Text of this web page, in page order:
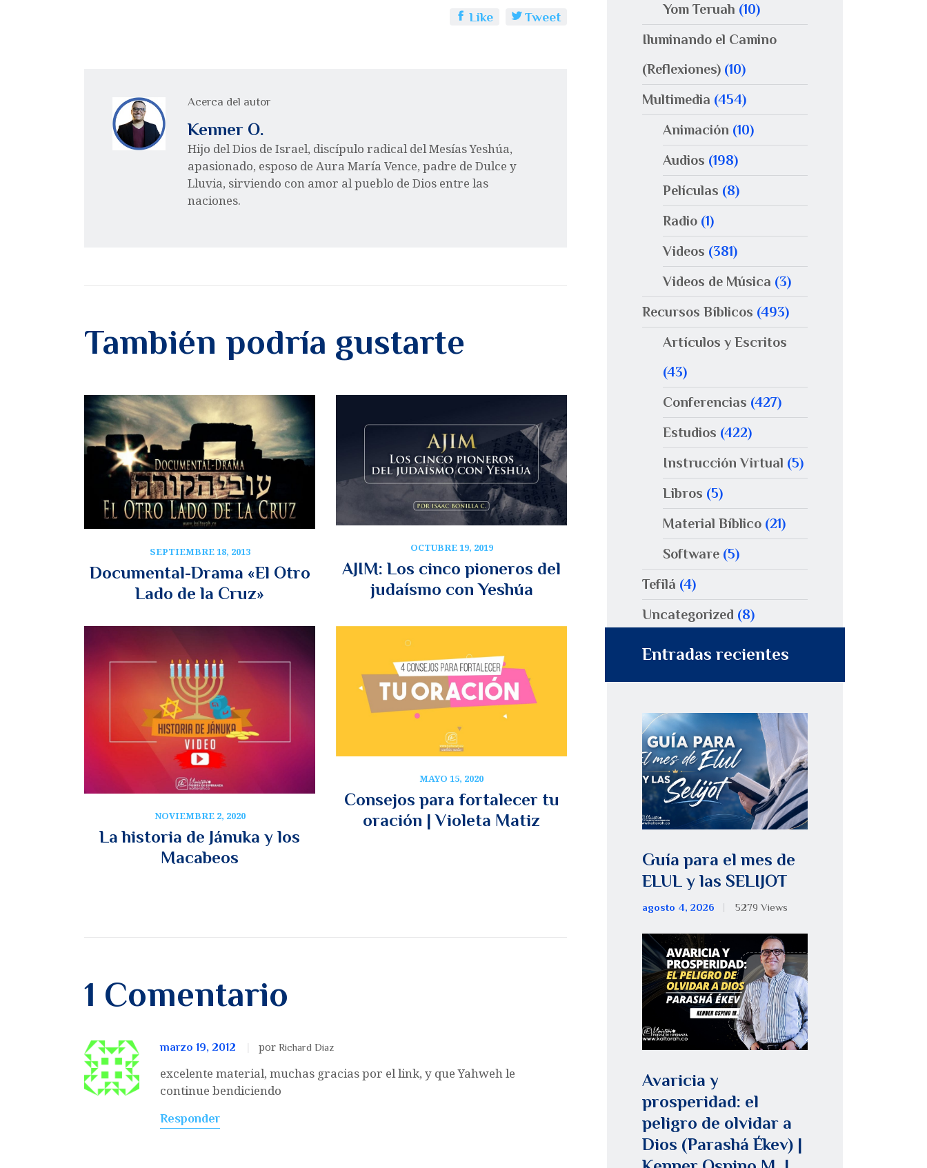
Like Tweet
Acerca del autor
Kenner O.
Hijo del Dios de Israel, discípulo radical del Mesías Yeshúa,
apasionado, esposo de Aura María Vence, padre de Dulce y
Lluvia, sirviendo con amor al pueblo de Dios entre las
naciones.
También podría gustarte
SEPTIEMBRE 18, 2013
Documental-Drama «El Otro
Lado de la Cruz»
OCTUBRE 19, 2019
AJIM: Los cinco pioneros del
judaísmo con Yeshúa
NOVIEMBRE 2, 2020
La historia de Jánuka y los
Macabeos
MAYO 15, 2020
Consejos para fortalecer tu
oración | Violeta Matiz
1 Comentario
marzo 19, 2012 por Richard Diaz
excelente material, muchas gracias por el link, y que Yahweh le
continue bendiciendo
Responder
Yom Teruah (10)
Iluminando el Camino
(Reflexiones) (10)
Multimedia (454)
Animación (10)
Audios (198)
Películas (8)
Radio (1)
Videos (381)
Videos de Música (3)
Recursos Bíblicos (493)
Artículos y Escritos
(43)
Conferencias (427)
Estudios (422)
Instrucción Virtual (5)
Libros (5)
Material Bíblico (21)
Software (5)
Tefilá (4)
Uncategorized (8)
Entradas recientes
Guía para el mes de
ELUL y las SELIJOT
agosto 4, 2026 5279 Views
Avaricia y
prosperidad: el
peligro de olvidar a
Dios (Parashá Ékev) |